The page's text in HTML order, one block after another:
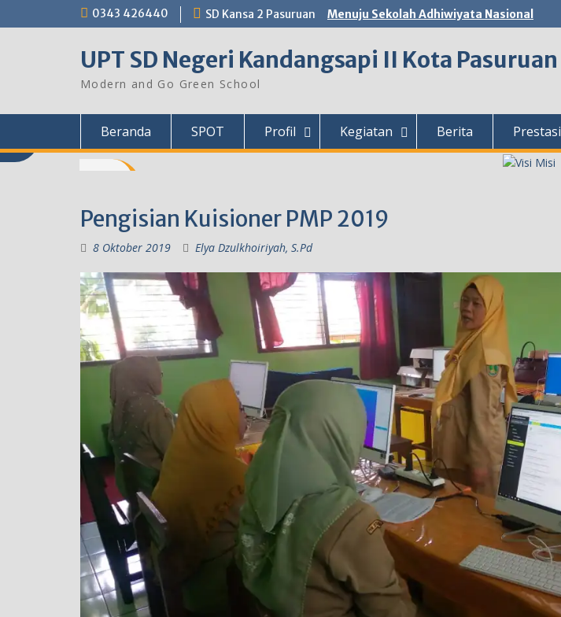
to
0343 426440 SD Kansa 2 Pasuruan Menuju Sekolah Adhiwiyata Nasional
UPT SD Negeri Kandangsapi II Kota Pasuruan
Modern and Go Green School
Beranda SPOT Profil Kegiatan Berita Prestasi
Pengisian Kuisioner PMP 2019
8 Oktober 2019 Elya Dzulkhoiriyah, S.Pd